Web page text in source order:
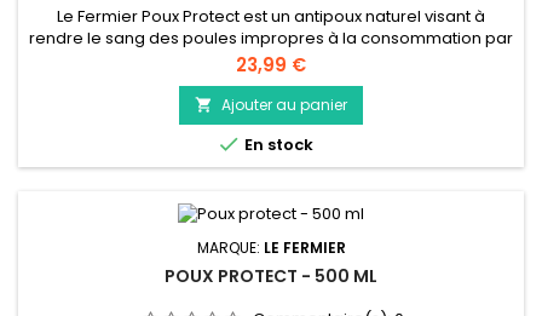
Le Fermier Poux Protect est un antipoux naturel visant à
rendre le sang des poules impropres à la consommation par
les poux rouges. Faute de pouvoir se nourrir le pou meurt
rapidement. C'est un répulsif qui n’altère aucunement le gout
et l’odeur des œufs et de la chair qui peuvent être
consommés sans risque pendant la durée du traitement.
Prix
23,99 €
 Ajouter au panier
 En stock
MARQUE: LE FERMIER
POUX PROTECT - 500 ML